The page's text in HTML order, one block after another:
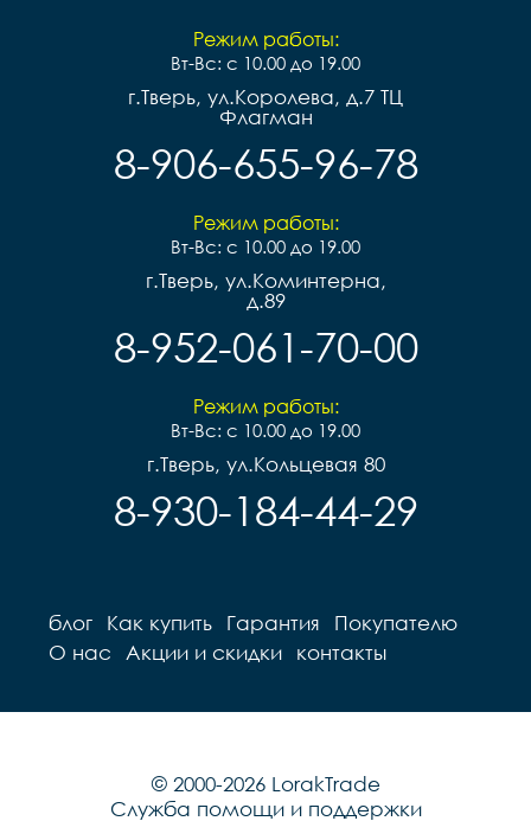
Режим работы:
Вт-Вс: с 10.00 до 19.00
г.Тверь, ул.Королева, д.7 ТЦ
Флагман
8-906-655-96-78
Режим работы:
Вт-Вс: с 10.00 до 19.00
г.Тверь, ул.Коминтерна,
д.89
8-952-061-70-00
Режим работы:
Вт-Вс: с 10.00 до 19.00
г.Тверь, ул.Кольцевая 80
8-930-184-44-29
блог Как купить Гарантия
Покупателю
О нас
Акции и скидки контакты
© 2000-2026 LorakTrade
Служба помощи и поддержки